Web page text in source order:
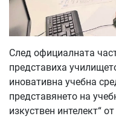
След официалната
представиха
иновативна учебна
представянето на
изкуствен интелект“